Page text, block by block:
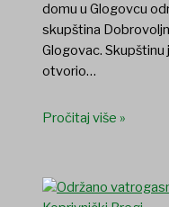
domu u Glogovcu
skupština
Glogovac.
otvorio…
Pročitaj više »